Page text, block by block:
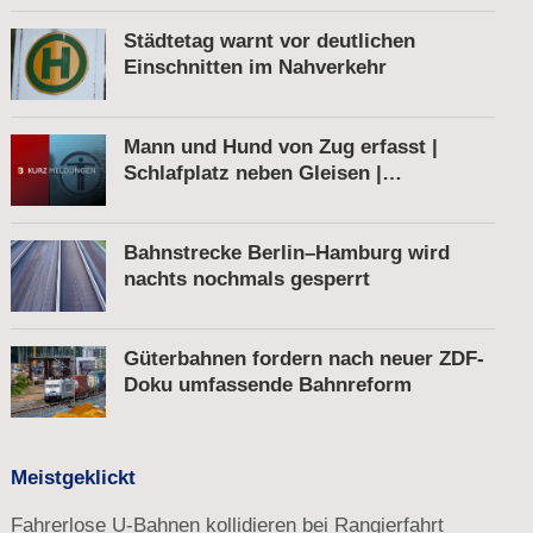
Städtetag warnt vor deutlichen
Einschnitten im Nahverkehr
Mann und Hund von Zug erfasst |
Schlafplatz neben Gleisen |
Fußgänger
Bahnstrecke Berlin–Hamburg wird
nachts nochmals gesperrt
Güterbahnen fordern nach neuer ZDF-
Doku umfassende Bahnreform
Meistgeklickt
Fahrerlose U-Bahnen kollidieren bei Rangierfahrt